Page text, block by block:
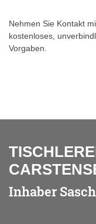
Nehmen Sie Kontakt
kostenloses,
Vorgaben.
Inhaber